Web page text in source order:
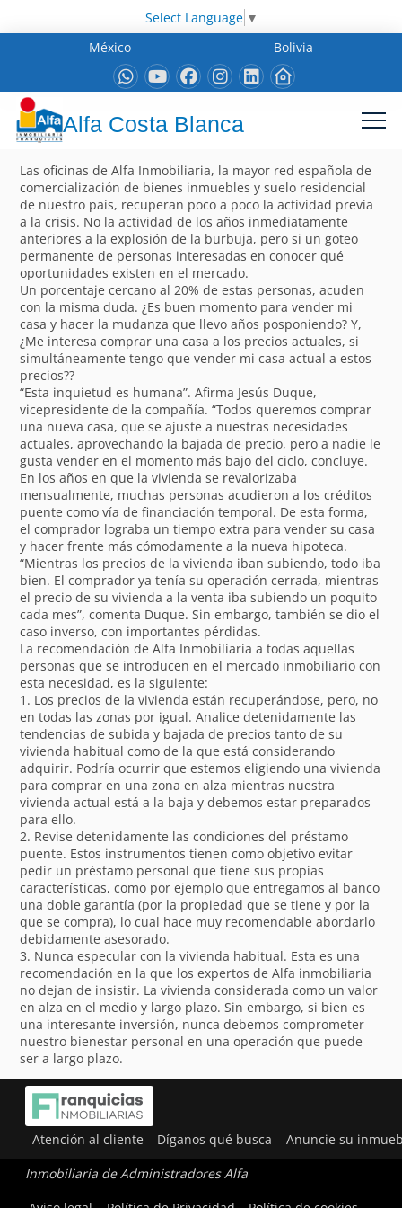
Select Language ▼
México
Bolivia
Alfa Costa Blanca
Las oficinas de Alfa Inmobiliaria, la mayor red española de
comercialización de bienes inmuebles y suelo residencial
de nuestro país, recuperan poco a poco la actividad previa
a la crisis. No la actividad de los años inmediatamente
anteriores a la explosión de la burbuja, pero si un goteo
permanente de personas interesadas en conocer qué
oportunidades existen en el mercado.
Un porcentaje cercano al 20% de estas personas, acuden
con la misma duda. ¿Es buen momento para vender mi
casa y hacer la mudanza que llevo años posponiendo? Y,
¿Me interesa comprar una casa a los precios actuales, si
simultáneamente tengo que vender mi casa actual a estos
precios??
“Esta inquietud es humana”. Afirma Jesús Duque,
vicepresidente de la compañía. “Todos queremos comprar
una nueva casa, que se ajuste a nuestras necesidades
actuales, aprovechando la bajada de precio, pero a nadie le
gusta vender en el momento más bajo del ciclo, concluye.
En los años en que la vivienda se revalorizaba
mensualmente, muchas personas acudieron a los créditos
puente como vía de financiación temporal. De esta forma,
el comprador lograba un tiempo extra para vender su casa
y hacer frente más cómodamente a la nueva hipoteca.
“Mientras los precios de la vivienda iban subiendo, todo iba
bien. El comprador ya tenía su operación cerrada, mientras
el precio de su vivienda a la venta iba subiendo un poquito
cada mes”, comenta Duque. Sin embargo, también se dio el
caso inverso, con importantes pérdidas.
La recomendación de Alfa Inmobiliaria a todas aquellas
personas que se introducen en el mercado inmobiliario con
esta necesidad, es la siguiente:
1. Los precios de la vivienda están recuperándose, pero, no
en todas las zonas por igual. Analice detenidamente las
tendencias de subida y bajada de precios tanto de su
vivienda habitual como de la que está considerando
adquirir. Podría ocurrir que estemos eligiendo una vivienda
para comprar en una zona en alza mientras nuestra
vivienda actual está a la baja y debemos estar preparados
para ello.
2. Revise detenidamente las condiciones del préstamo
puente. Estos instrumentos tienen como objetivo evitar
pedir un préstamo personal que tiene sus propias
características, como por ejemplo que entregamos al banco
una doble garantía (por la propiedad que se tiene y por la
que se compra), lo cual hace muy recomendable abordarlo
debidamente asesorado.
3. Nunca especular con la vivienda habitual. Esta es una
recomendación en la que los expertos de Alfa inmobiliaria
no dejan de insistir. La vivienda considerada como un valor
en alza en el medio y largo plazo. Sin embargo, si bien es
una interesante inversión, nunca debemos comprometer
nuestro bienestar personal en una operación que puede
ser a largo plazo.
Atención al cliente Díganos qué busca Anuncie su
Inmobiliaria de Administradores Alfa